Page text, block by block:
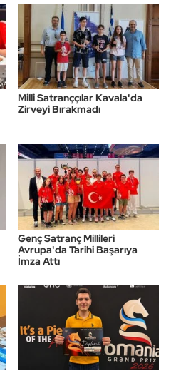
Milli Satranççılar Kavala'da
Zirveyi Bırakmadı
Genç Satranç Millileri
Avrupa'da Tarihi Başarıya
İmza Attı